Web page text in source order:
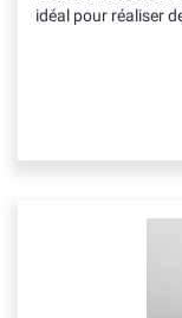
idéal pour réaliser